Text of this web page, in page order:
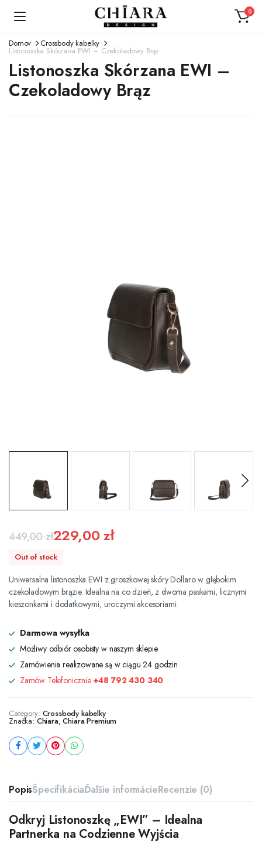
0
Domov Crossbody kabelky
Listonoszka Skórzana EWI – Czekoladowy Brąz
Listonoszka Skórzana EWI –
Czekoladowy Brąz
449,00zł
Pôvodná
cena
bola:
229,00zł
Aktuálna
cena
je:
Out of stock
Uniwersalna listonoszka EWI z groszkowej skóry Dollaro w głębokim
czekoladowym brązie. Idealna na co dzień, z dwoma paskami, licznymi
kieszonkami i dodatkowymi, uroczymi akcesoriami.
Darmowa wysyłka
Możliwy odbiór osobisty w naszym sklepie
Zamówienia realizowane są w ciągu 24 godzin
Zamów Telefonicznie +48 792 430 340
Category: Crossbody kabelky
Značka:Chiara,Chiara Premium
PopisŠpecifikáciaĎalšie informácieRecenzie (0)
Odkryj Listonoszkę „EWI” – Idealna
Partnerka na Codzienne Wyjścia